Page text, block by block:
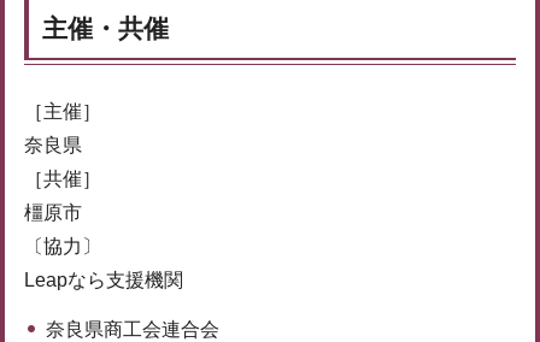
主催・共催
［主催］
奈良県
［共催］
橿原市
〔協力〕
Leapなら支援機関
奈良県商工会連合会